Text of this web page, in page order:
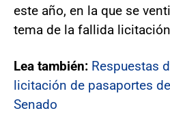
este año, en la que se
tema de la fallida
Lea también: Respuestas
licitación de pasaportes
Senado